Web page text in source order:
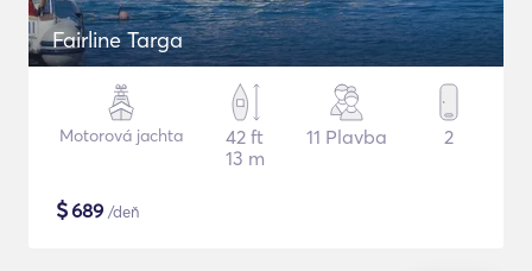
Fairline Targa
Motorová jachta
42 ft
13 m
11 Plavba 2
$689 /deň